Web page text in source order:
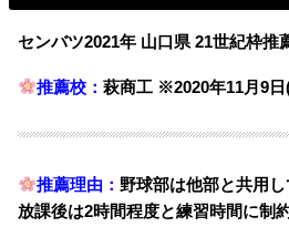
センバツ2021年 山口県 21世紀枠推
推薦校：萩商工 ※2020年11月9日
推薦理由： 野球部は他部と共用し
放課後は2時間程度と練習時間に制